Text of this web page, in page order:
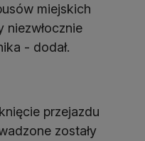
miejskich
niezwłocznie
- dodał.
przejazdu
zostały